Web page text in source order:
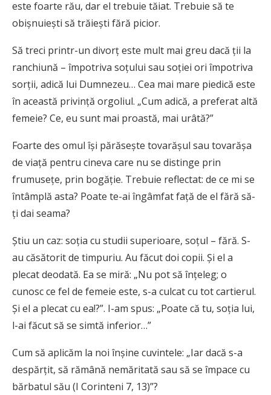
este foarte rău, dar el trebuie tăiat. Trebuie să te
obișnuiești să trăiești fără picior.
Să treci printr-un divorț este mult mai greu dacă ții la
ranchiună – împotriva soțului sau soției ori împotriva
sorții, adică lui Dumnezeu… Cea mai mare piedică este
în această privință orgoliul. „Cum adică, a preferat altă
femeie? Ce, eu sunt mai proastă, mai urâtă?”
Foarte des omul își părăsește tovarășul sau tovarășa
de viață pentru cineva care nu se distinge prin
frumusețe, prin bogăție. Trebuie reflectat: de ce mi se
întâmplă asta? Poate te-ai îngâmfat față de el fără să-
ți dai seama?
Știu un caz: soția cu studii superioare, soțul – fără. S-
au căsătorit de timpuriu. Au făcut doi copii. Și el a
plecat deodată. Ea se miră: „Nu pot să înțeleg; o
cunosc ce fel de femeie este, s-a culcat cu tot cartierul.
Și el a plecat cu ea!?”. I-am spus: „Poate că tu, soția lui,
l-ai făcut să se simtă inferior…”
Cum să aplicăm la noi înșine cuvintele: „Iar dacă s-a
despărțit, să rămână nemăritată sau să se împace cu
bărbatul său (I Corinteni 7, 13)”?